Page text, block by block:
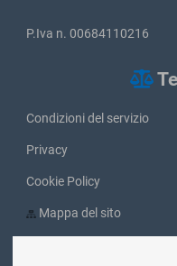
P.Iva n. 00684110216
Condizioni del servizio
Privacy
Cookie Policy
Mappa del sito